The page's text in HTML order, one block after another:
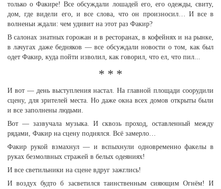
только о Факире! Все обсуждали лошадей его, его одежды, свиту,
дом, где видели его, и все слова, что он произносил… И все в
волненьи ждали: чем удивит на этот раз Факир?
В салонах знатных горожан и в ресторанах, в кофейнях и на рынке,
в лачугах даже бедняков — все обсуждали новости о том, как был
одет Факир, куда пойти изволил, как говорил, что ел, что пил...
* * *
И вот — день выступления настал. На главной площади соорудили
сцену, для зрителей места. Но даже окна всех домов открыты были
и все заполнены людьми.
Вот — зазвучала музыка. И сквозь проход, оставленный между
рядами, Факир на сцену поднялся. Всё замерло…
Факир рукой взмахнул — и вспыхнули одновременно факелы в
руках безмолвных стражей в белых одеяниях!
И все светильники на сцене вдруг зажглись!
И воздух будто б засветился таинственным сияющим Огнём! И